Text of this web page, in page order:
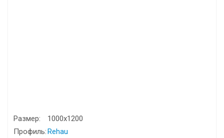
Размер:
1000х1200
Профиль:Rehau